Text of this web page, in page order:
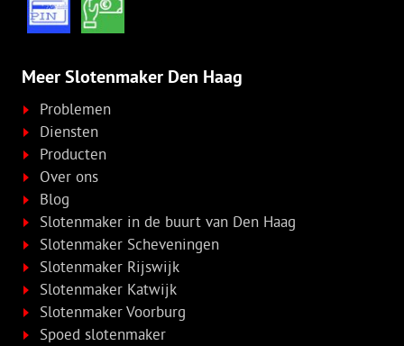
Meer Slotenmaker Den Haag
Problemen
Diensten
Producten
Over ons
Blog
Slotenmaker in de buurt van Den Haag
Slotenmaker Scheveningen
Slotenmaker Rijswijk
Slotenmaker Katwijk
Slotenmaker Voorburg
Spoed slotenmaker